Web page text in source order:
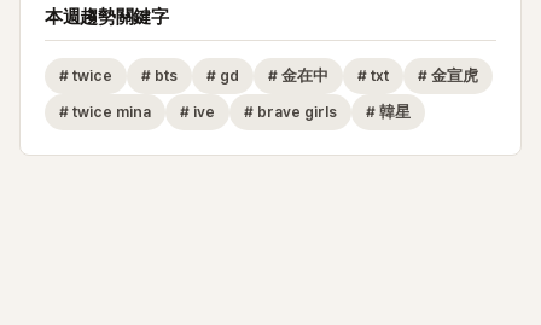
本週趨勢關鍵字
# twice # bts # gd # 金在中 # txt # 金宣虎
# twice mina # ive # brave girls # 韓星